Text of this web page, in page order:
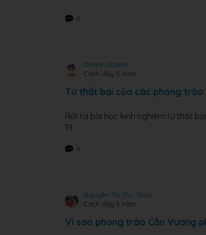
0
Đoànn Đoànn
Cách đây 5 năm
Từ thất bại của các phong trào
Rút ra bài học kinh nghiệm từ thất
19
0
Nguyễn Thị Thu Thảo
Cách đây 5 năm
Vì sao phong trào Cần Vương